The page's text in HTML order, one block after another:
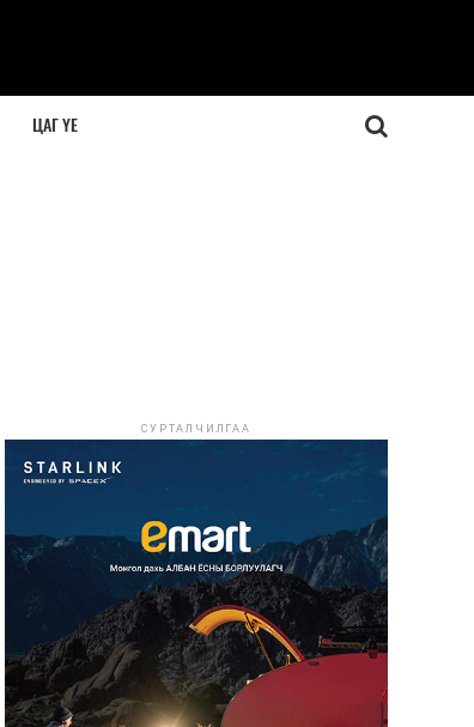
ЦАГ ҮЕ
СУРТАЛЧИЛГАА